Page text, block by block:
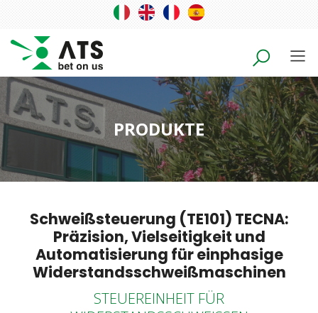
PRODUKTE
Schweißsteuerung (TE101) TECNA:
Präzision, Vielseitigkeit und
Automatisierung für einphasige
Widerstandsschweißmaschinen
STEUEREINHEIT FÜR